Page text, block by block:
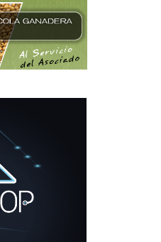
El Socorro celebrará el
6 enero, 2026